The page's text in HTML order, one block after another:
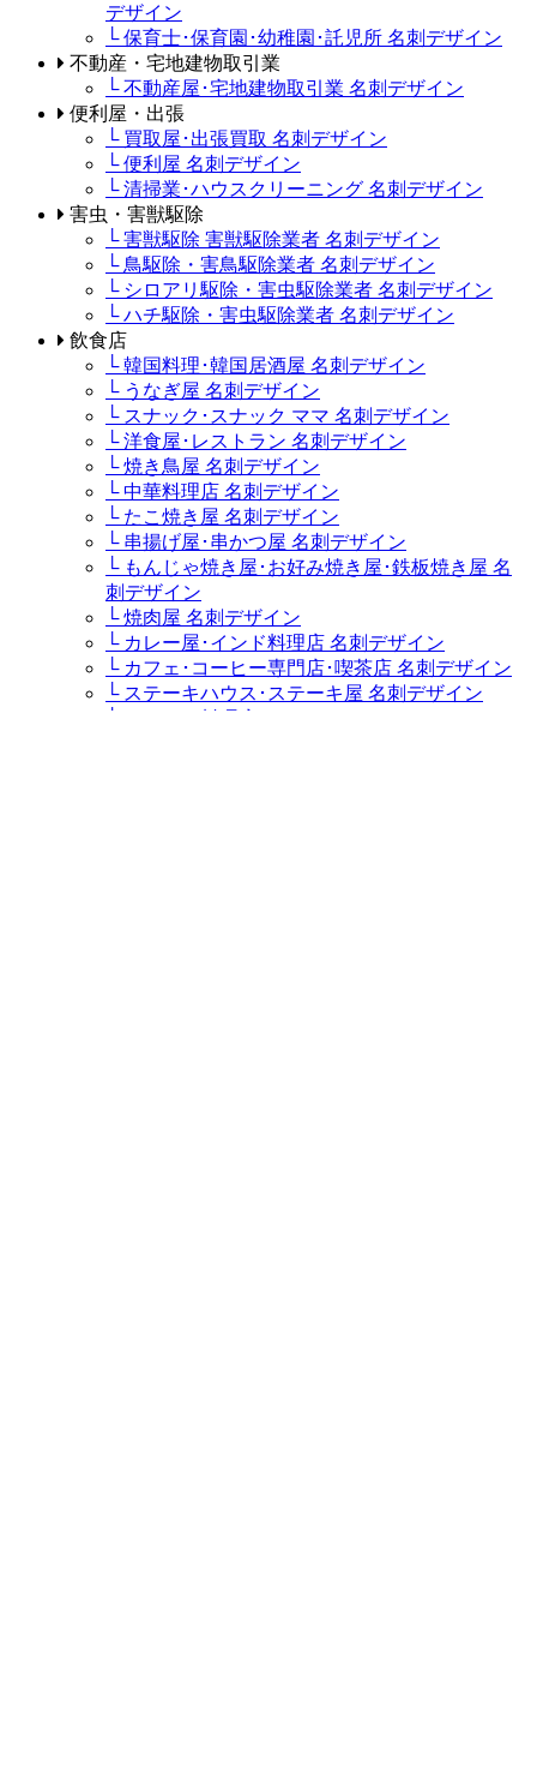
デザイン
└ 保育士･保育園･幼稚園･託児所 名刺デザイン
不動産・宅地建物取引業
└ 不動産屋･宅地建物取引業 名刺デザイン
便利屋・出張
└ 買取屋･出張買取 名刺デザイン
└ 便利屋 名刺デザイン
└ 清掃業･ハウスクリーニング 名刺デザイン
害虫・害獣駆除
└ 害獣駆除 害獣駆除業者 名刺デザイン
└ 鳥駆除・害鳥駆除業者 名刺デザイン
└ シロアリ駆除・害虫駆除業者 名刺デザイン
└ ハチ駆除・害虫駆除業者 名刺デザイン
飲食店
└ 韓国料理･韓国居酒屋 名刺デザイン
└ うなぎ屋 名刺デザイン
└ スナック･スナック ママ 名刺デザイン
└ 洋食屋･レストラン 名刺デザイン
└ 焼き鳥屋 名刺デザイン
└ 中華料理店 名刺デザイン
└ たこ焼き屋 名刺デザイン
└ 串揚げ屋･串かつ屋 名刺デザイン
└ もんじゃ焼き屋･お好み焼き屋･鉄板焼き屋 名
刺デザイン
└ 焼肉屋 名刺デザイン
└ カレー屋･インド料理店 名刺デザイン
└ カフェ･コーヒー専門店･喫茶店 名刺デザイン
└ ステーキハウス･ステーキ屋 名刺デザイン